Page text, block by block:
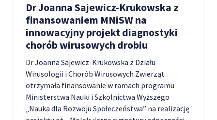
Dr Joanna Sajewicz-Krukowska z
finansowaniem MNiSW na
innowacyjny projekt diagnostyki
chorób wirusowych drobiu
Dr Joanna Sajewicz-Krukowska z Działu
Wirusologii i Chorób Wirusowych Zwierząt
otrzymała finansowanie w ramach programu
Ministerstwa Nauki i Szkolnictwa Wyższego
„Nauka dla Rozwoju Społeczeństwa” na realizację